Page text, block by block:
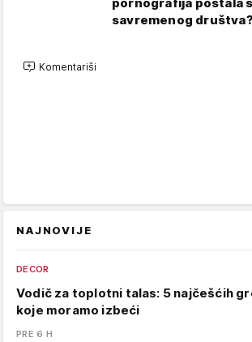
savremenog društva?
Komentariši
NAJNOVIJE
DECOR
Vodič za toplotni talas: 5 najčešćih
koje moramo izbeći
PRE 6 H